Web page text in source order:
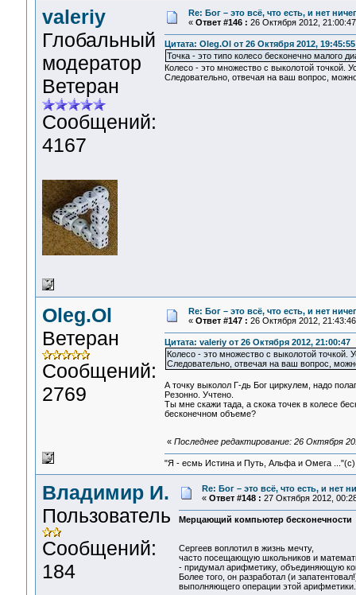
valeriy
Глобальный
модератор
Ветеран
Сообщений:
4167
Re: Бог – это всё, что есть, и нет
« Ответ #146 : 26 Октября 2012,
Цитата: Oleg.Ol от 26 Октября 2012, 19:45:55
Точка - это типо колесо бесконечно малого
Колесо - это множество с выколотой точкой.
Следовательно, отвечая на ваш вопрос,
Oleg.Ol
Ветеран
Сообщений:
2769
Re: Бог – это всё, что есть, и нет
« Ответ #147 : 26 Октября 2012,
Цитата: valeriy от 26 Октября 2012, 21:00:47
Колесо - это множество с выколотой точкой.
Следовательно, отвечая на ваш вопрос,
А точку выколол Г-дь Бог циркулем, надо
Резонно. Учтено.
Ты мне скажи тада, а скока точек в колесе
бесконечном объеме?
« Последнее редактирование: 26 Октября
"Я - есмь Истина и Путь, Альфа и Омега ..."(с)
Владимир И.
Пользователь
Сообщений:
184
Re: Бог – это всё, что есть, и нет
« Ответ #148 : 27 Октября 2012,
Мерцающий компьютер бесконечности
Сергеев воплотил в жизнь мечту,
часто посещающую школьников и
- придумал арифметику, объединяющую
Более того, он разработал (и
выполняющего операции этой арифметики.